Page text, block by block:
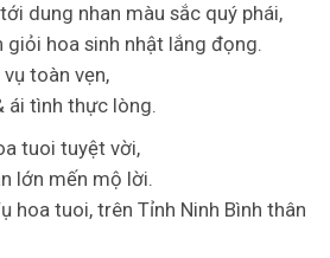
dung nhan màu sắc quý phái,
giỏi hoa sinh nhật lắng đọng.
toàn vẹn,
ái tình thực lòng.
tuoi tuyệt vời,
lớn mến mộ lời.
hoa tuoi, trên Tỉnh Ninh Bình thân